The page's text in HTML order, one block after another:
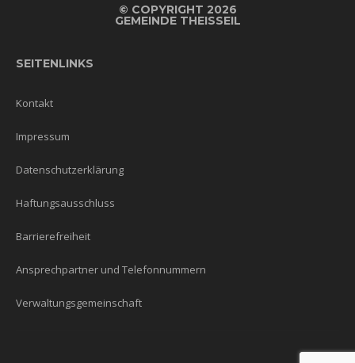
© COPYRIGHT 2026
GEMEINDE THEISSEIL
SEITENLINKS
Kontakt
Impressum
Datenschutzerklärung
Haftungsausschluss
Barrierefreiheit
Ansprechpartner und Telefonnummern
Verwaltungsgemeinschaft